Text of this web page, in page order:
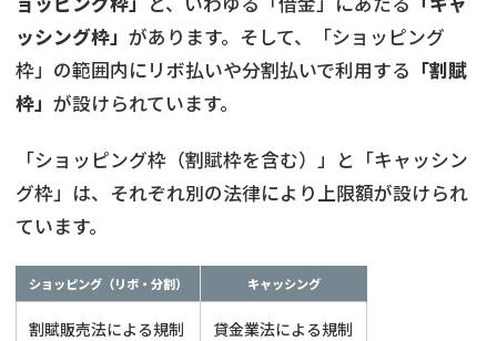
ッシング枠」 があります。そして、「ショッピング
枠」の範囲内にリボ払いや分割払いで利用する 「割賦
枠」 が設けられています。
「ショッピング枠（割賦枠を含む）」と「キャッシン
グ枠」は、それぞれ別の法律により上限額が設けられ
ています。
ショッピング（リボ・分割） キャッシング
割賦販売法による規制 貸金業法による規制